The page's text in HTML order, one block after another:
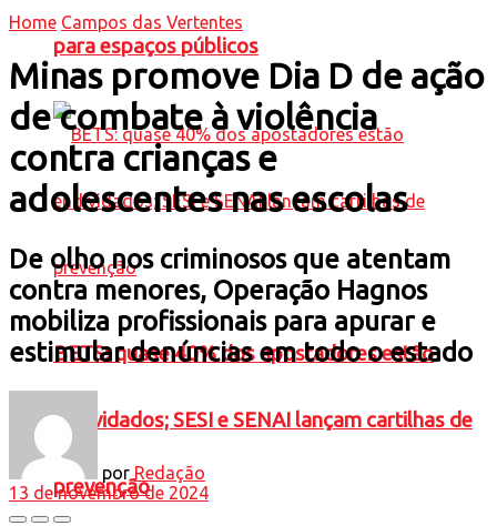
para espaços públicos
BETS: quase 40% dos apostadores estão
endividados; SESI e SENAI lançam cartilhas de
prevenção
Home Campos das Vertentes
Minas promove Dia D de ação
de combate à violência
contra crianças e
adolescentes nas escolas
De olho nos criminosos que atentam
contra menores, Operação Hagnos
mobiliza profissionais para apurar e
estimular denúncias em todo o estado
por Redação
13 de novembro de 2024